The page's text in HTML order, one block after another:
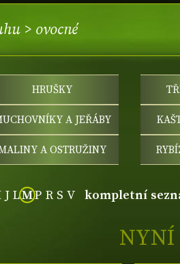
> ovocné
HRUŠKY
A JEŘÁBY
A OSTRUŽINY
J LMP R S V kompletní
NYNÍ